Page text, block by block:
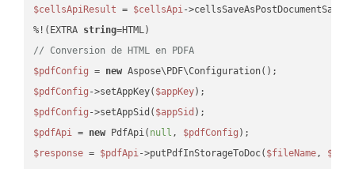
$cellsApiResult = $cellsApi-
%!(EXTRA string
// Conversion de HTML en PDFA
$pdfConfig = new
$pdfConfig ->setAppKey( $appKey
$pdfConfig ->setAppSid( $appSid
$pdfApi = new PdfApi( null , $pdfConfig
$response = $pdfApi->putPdfInStorageToDoc( $fileName,